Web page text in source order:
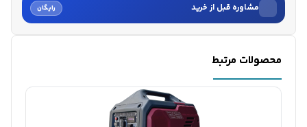
مشاوره قبل از خرید رایگان
نام
محصولات مرتبط